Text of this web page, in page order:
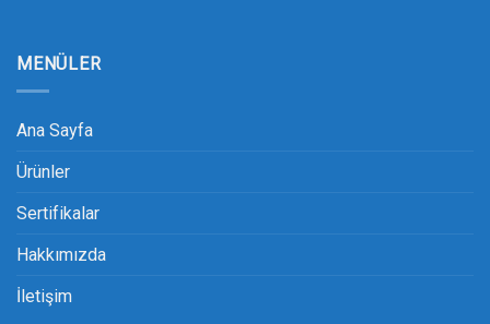
MENÜLER
Ana Sayfa
Ürünler
Sertifikalar
Hakkımızda
İletişim